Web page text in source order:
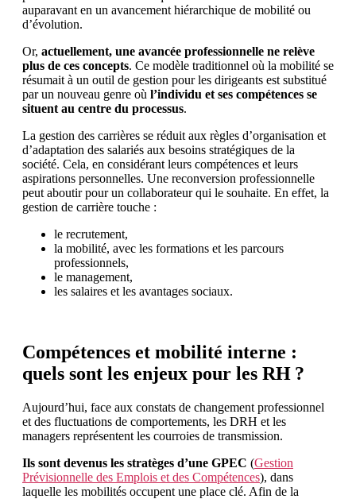
auparavant en un avancement hiérarchique de mobilité ou
d’évolution.
Or, actuellement, une avancée professionnelle ne relève
plus de ces concepts. Ce modèle traditionnel où la mobilité se
résumait à un outil de gestion pour les dirigeants est substitué
par un nouveau genre où l’individu et ses compétences se
situent au centre du processus.
La gestion des carrières se réduit aux règles d’organisation et
d’adaptation des salariés aux besoins stratégiques de la
société. Cela, en considérant leurs compétences et leurs
aspirations personnelles. Une reconversion professionnelle
peut aboutir pour un collaborateur qui le souhaite. En effet, la
gestion de carrière touche :
le recrutement,
la mobilité, avec les formations et les parcours
professionnels,
le management,
les salaires et les avantages sociaux.
Compétences et mobilité interne :
quels sont les enjeux pour les RH ?
Aujourd’hui, face aux constats de changement professionnel
et des fluctuations de comportements, les DRH et les
managers représentent les courroies de transmission.
Ils sont devenus les stratèges d’une GPEC (Gestion
Prévisionnelle des Emplois et des Compétences), dans
laquelle les mobilités occupent une place clé. Afin de la